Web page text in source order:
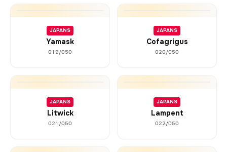
JAPANS
Yamask
019/050
JAPANS
Cofagrigus
020/050
JAPANS
Litwick
021/050
JAPANS
Lampent
022/050